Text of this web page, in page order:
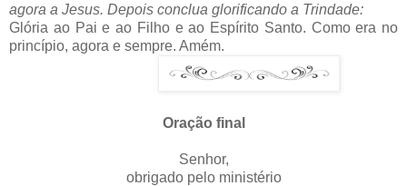
agora a Jesus. Depois conclua glorificando a Trindade:
Glória ao Pai e ao Filho e ao Espírito Santo. Como era no
princípio, agora e sempre. Amém.
Oração final
Senhor,
obrigado pelo ministério